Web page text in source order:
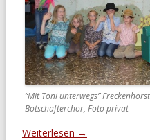
“Mit Toni unterwegs”
Botschafterchor, Foto privat
Weiterlesen →